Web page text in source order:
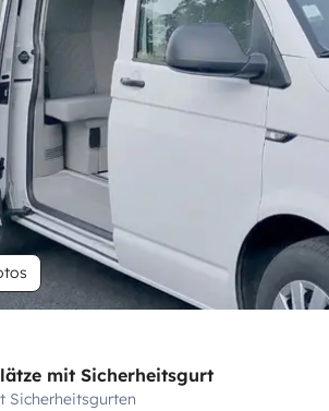
mit Sicherheitsgurt
Sicherheitsgurten